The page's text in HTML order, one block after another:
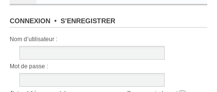
CONNEXION • S’ENREGISTRER
Nom d’utilisateur :
Mot de passe :